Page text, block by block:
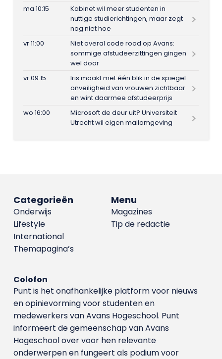
ma 10:15
Kabinet wil meer studenten in
nuttige studierichtingen, maar zegt
nog niet hoe
vr 11:00
Niet overal code rood op Avans:
sommige afstudeerzittingen gingen
wel door
vr 09:15
Iris maakt met één blik in de spiegel
onveiligheid van vrouwen zichtbaar
en wint daarmee afstudeerprijs
wo 16:00
Microsoft de deur uit? Universiteit
Utrecht wil eigen mailomgeving
Menu
Magazines
Tip de redactie
Categorieën
Onderwijs
Lifestyle
International
Themapagina’s
Colofon
Punt is het onafhankelijke platform voor nieuws
en opinievorming voor studenten en
medewerkers van Avans Hoge­school. Punt
informeert de gemeenschap van Avans
Hogeschool over voor hen relevante
onderwerpen en fungeert als podium voor